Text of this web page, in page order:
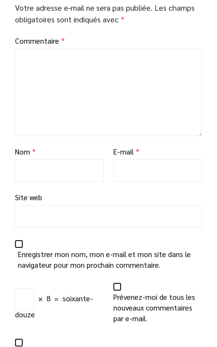
Votre adresse e-mail ne sera pas publiée. Les champs
obligatoires sont indiqués avec *
Commentaire *
Nom * E-mail *
Site web
Enregistrer mon nom, mon e-mail et mon site dans le
navigateur pour mon prochain commentaire.
× 8 = soixante-
douze
Prévenez-moi de tous les
nouveaux commentaires
par e-mail.